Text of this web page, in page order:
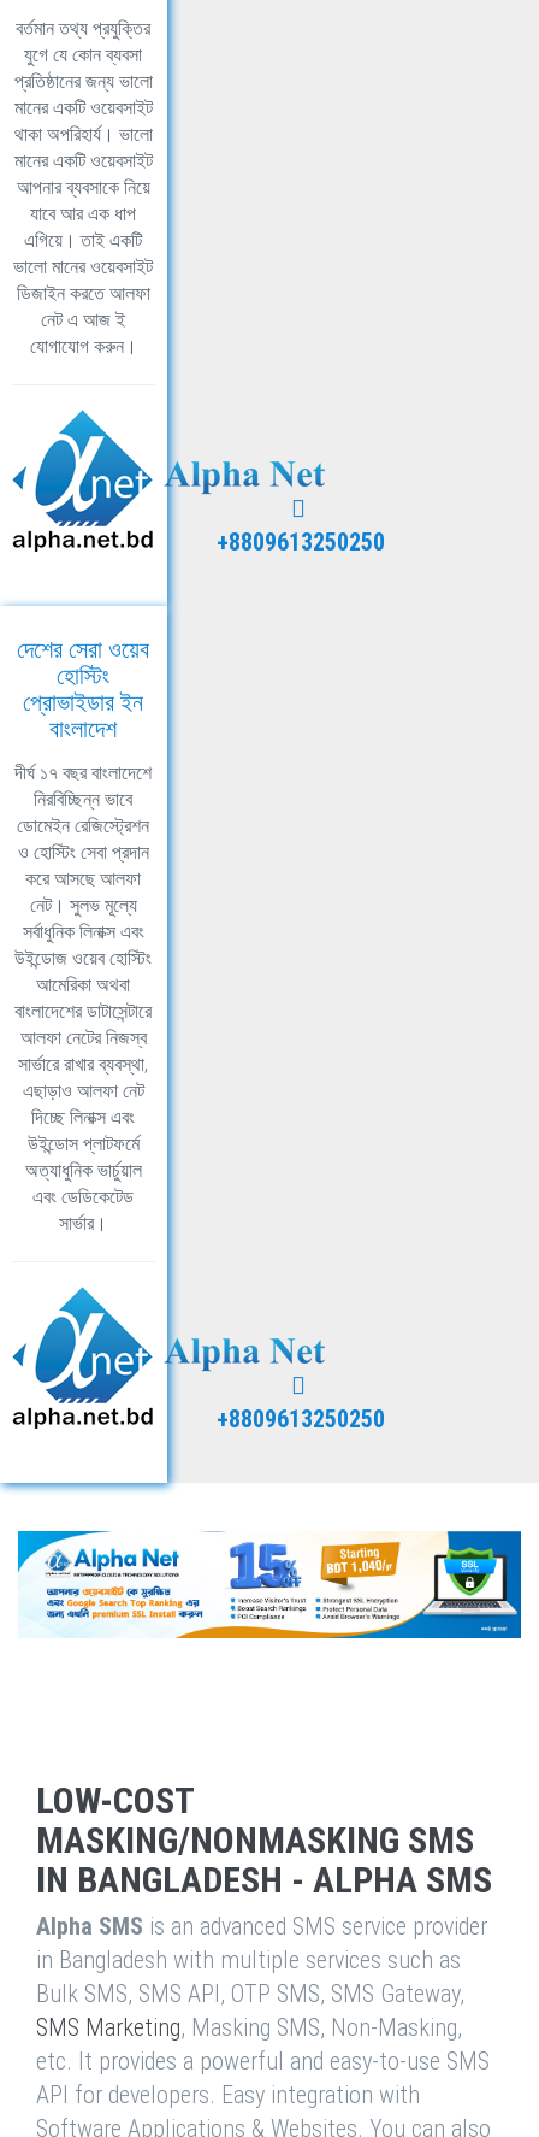
বর্তমান তথ্য প্রযুক্তির
যুগে যে কোন ব্যবসা
প্রতিষ্ঠানের জন্য ভালো
মানের একটি ওয়েবসাইট
থাকা অপরিহার্য। ভালো
মানের একটি ওয়েবসাইট
আপনার ব্যবসাকে নিয়ে
যাবে আর এক ধাপ
এগিয়ে। তাই একটি
ভালো মানের ওয়েবসাইট
ডিজাইন করতে আলফা
নেট এ আজ ই
যোগাযোগ করুন।
+8809613250250
দেশের সেরা ওয়েব
হোস্টিং
প্রোভাইডার ইন
বাংলাদেশ
দীর্ঘ ১৭ বছর বাংলাদেশে
নিরবিচ্ছিন্ন ভাবে
ডোমেইন রেজিস্ট্রেশন
ও হোস্টিং সেবা প্রদান
করে আসছে আলফা
নেট। সুলভ মূল্যে
সর্বাধুনিক লিনাক্স এবং
উইন্ডোজ ওয়েব হোস্টিং
আমেরিকা অথবা
বাংলাদেশের ডাটাসেন্টারে
আলফা নেটের নিজস্ব
সার্ভারে রাখার ব্যবস্থা,
এছাড়াও আলফা নেট
দিচ্ছে লিনাক্স এবং
উইন্ডোস প্লাটফর্মে
অত্যাধুনিক ভার্চুয়াল
এবং ডেডিকেটেড
সার্ভার।
+8809613250250
LOW-COST
MASKING/NONMASKING SMS
IN BANGLADESH - ALPHA SMS
Alpha SMS is an advanced SMS service provider
in Bangladesh with multiple services such as
Bulk SMS, SMS API, OTP SMS, SMS Gateway,
SMS Marketing, Masking SMS, Non-Masking,
etc. It provides a powerful and easy-to-use SMS
API for developers. Easy integration with
Software Applications & Websites. You can also